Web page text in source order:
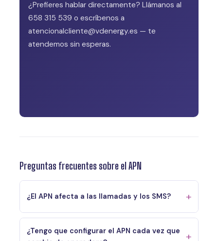
¿Prefieres hablar directamente? Llámanos al
658 315 539 o escríbenos a
atencionalcliente@vdenergy.es — te
atendemos sin esperas.
Preguntas frecuentes sobre el APN
¿El APN afecta a las llamadas y los SMS?
¿Tengo que configurar el APN cada vez que